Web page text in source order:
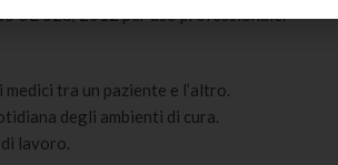
UE 528/2012 per uso professionale.
tra un paziente e l’altro.
degli ambienti di cura.
lavoro.